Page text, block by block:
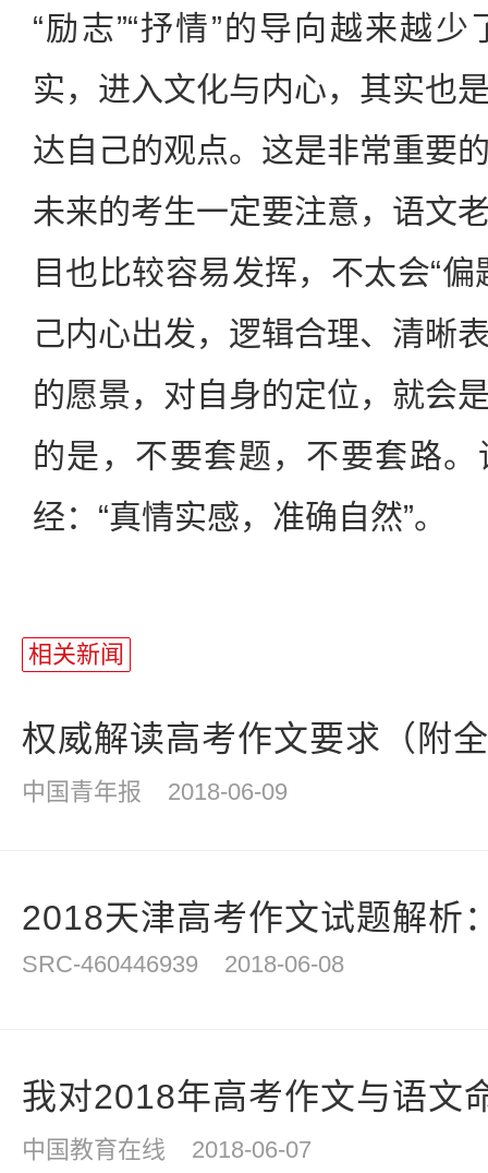
“励志”“抒情”的导向越来越
实，进入文化与内心，其实也
达自己的观点。这是非常重要
未来的考生一定要注意，语文
目也比较容易发挥，不太会“
己内心出发，逻辑合理、清晰
的愿景，对自身的定位，就会
的是，不要套题，不要套路
经：“真情实感，准确自然”。
相关新闻
权威解读高考作文要求（附
中国青年报 2018-06-09
2018天津高考作文试题解析
SRC-460446939 2018-06-08
我对2018年高考作文与语文
中国教育在线 2018-06-07